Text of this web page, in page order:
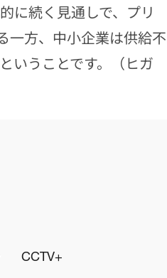
に続く見通しで、プリ
一方、中小企業は供給不
いうことです。（ヒガ
CCTV+